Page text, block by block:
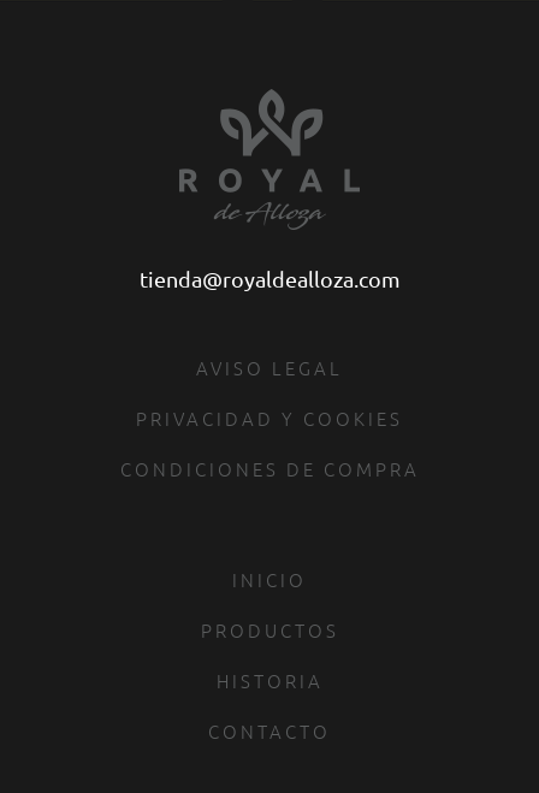
tienda@royaldealloza.com
AVISO LEGAL
PRIVACIDAD Y COOKIES
CONDICIONES DE COMPRA
INICIO
PRODUCTOS
HISTORIA
CONTACTO